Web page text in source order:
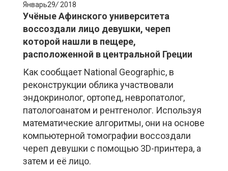
Январь29/ 2018
Учёные Афинского университета
воссоздали лицо девушки, череп
которой нашли в пещере,
расположенной в центральной Греции
Как сообщает National Geographic, в
реконструкции облика участвовали
эндокринолог, ортопед, невропатолог,
патологоанатом и рентгенолог. Используя
математические алгоритмы, они на основе
компьютерной томографии воссоздали
череп девушки с помощью 3D-принтера, а
затем и её лицо.